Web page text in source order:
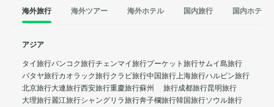
海外旅行 海外ツアー 海外ホテル 国内旅行 国内ホテル
アジア
タイ旅行バンコク旅行チェンマイ旅行プーケット旅行サムイ島旅行
パタヤ旅行カオラック旅行クラビ旅行中国旅行上海旅行ハルビン旅行
北京旅行大連旅行西安旅行重慶旅行蘇州 旅行成都旅行昆明旅行
大理旅行麗江旅行シャングリラ旅行奔子欄旅行韓国旅行ソウル旅行